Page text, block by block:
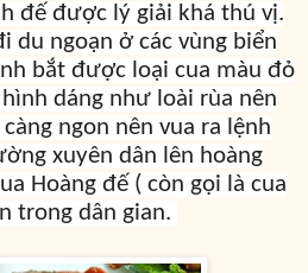
đế được lý giải khá thú vị.
du ngoạn ở các vùng biển
bắt được loại cua màu đỏ
dáng như loài rùa nên
ngon nên vua ra lệnh
xuyên dân lên hoàng
Hoàng đế ( còn gọi là cua
trong dân gian.